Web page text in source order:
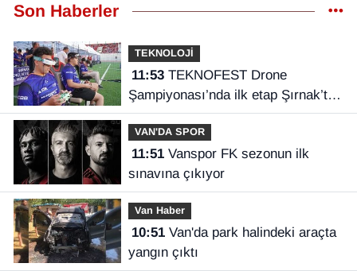
Son Haberler
TEKNOLOJİ
11:53TEKNOFEST Drone
Şampiyonası’nda ilk etap Şırnak’ta
başladı
VAN'DA SPOR
11:51Vanspor FK sezonun ilk
sınavına çıkıyor
Van Haber
10:51Van'da park halindeki araçta
yangın çıktı